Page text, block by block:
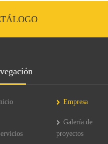
Empresa
Galería de
proyectos